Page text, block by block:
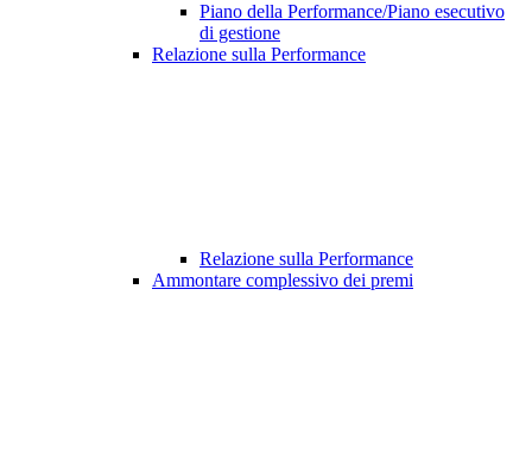
Piano della Performance/Piano esecutivo
di gestione
Relazione sulla Performance
Relazione sulla Performance
Ammontare complessivo dei premi